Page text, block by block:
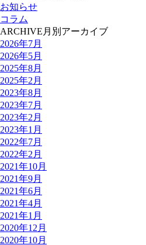
お知らせ
コラム
ARCHIVE 月別アーカイブ
2026年7月
2026年5月
2025年8月
2025年2月
2023年8月
2023年7月
2023年2月
2023年1月
2022年7月
2022年2月
2021年10月
2021年9月
2021年6月
2021年4月
2021年1月
2020年12月
2020年10月